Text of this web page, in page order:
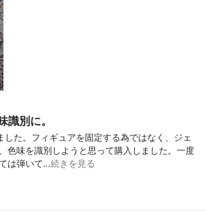
識別に。
した。フィギュアを固定する為ではなく、ジェ
色味を識別しようと思って購入しました。一度
は弾いて…続きを見る